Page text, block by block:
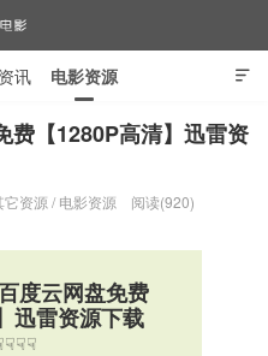
影

讯 电影资源
费【1280P高清】迅雷资
它资源 / 电影资源 阅读(920)
度云网盘免费
迅雷资源下载